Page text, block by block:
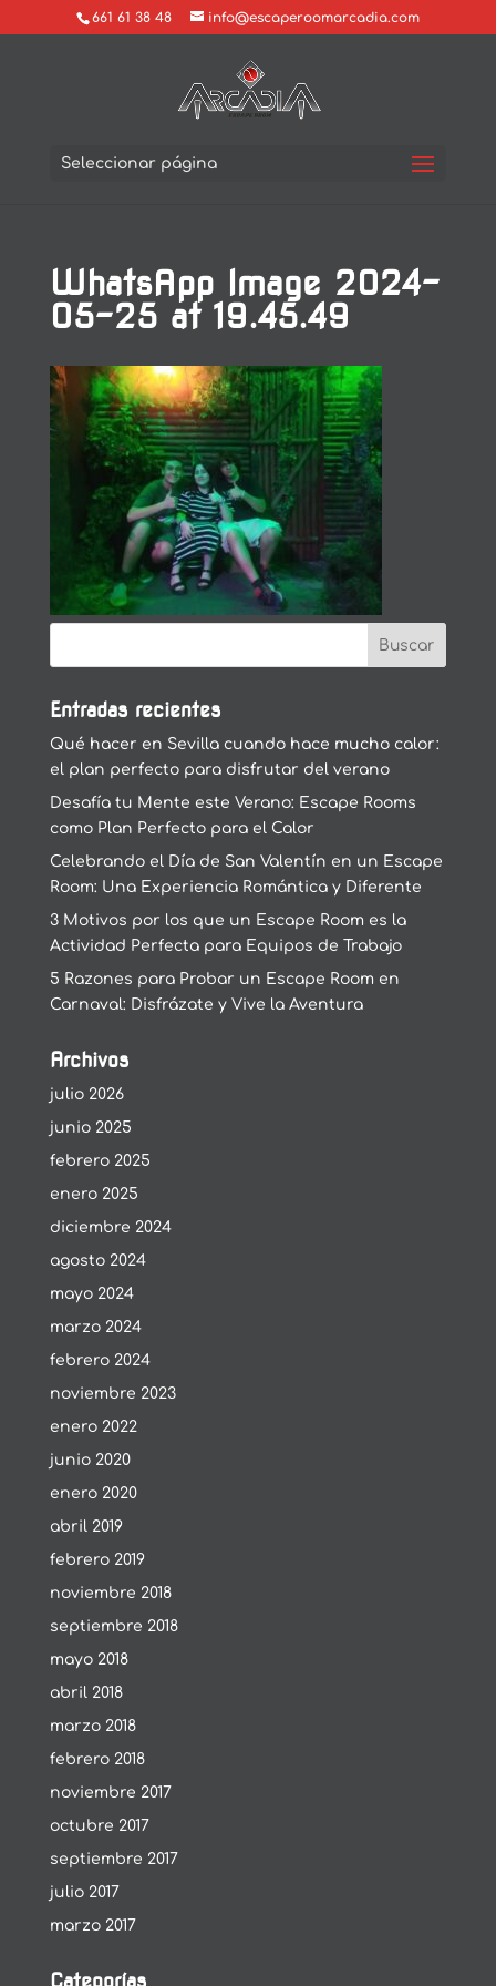
661 61 38 48 info@escaperoomarcadia.com
Seleccionar página
WhatsApp Image 2024-
05-25 at 19.45.49
Entradas recientes
Qué hacer en Sevilla cuando hace mucho calor:
el plan perfecto para disfrutar del verano
Desafía tu Mente este Verano: Escape Rooms
como Plan Perfecto para el Calor
Celebrando el Día de San Valentín en un Escape
Room: Una Experiencia Romántica y Diferente
3 Motivos por los que un Escape Room es la
Actividad Perfecta para Equipos de Trabajo
5 Razones para Probar un Escape Room en
Carnaval: Disfrázate y Vive la Aventura
Archivos
julio 2026
junio 2025
febrero 2025
enero 2025
diciembre 2024
agosto 2024
mayo 2024
marzo 2024
febrero 2024
noviembre 2023
enero 2022
junio 2020
enero 2020
abril 2019
febrero 2019
noviembre 2018
septiembre 2018
mayo 2018
abril 2018
marzo 2018
febrero 2018
noviembre 2017
octubre 2017
septiembre 2017
julio 2017
marzo 2017
Categorías